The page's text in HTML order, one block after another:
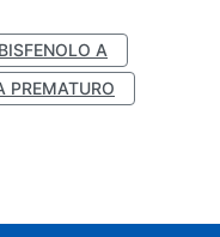
BISFENOLO A
PREMATURO